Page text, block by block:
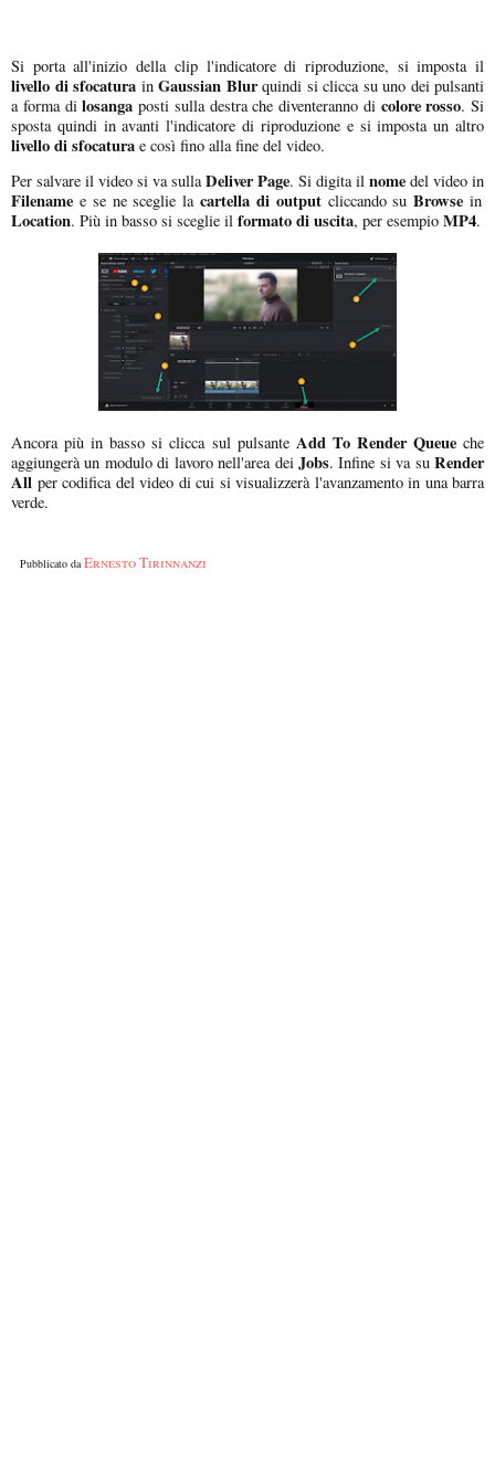
Si porta all'inizio della clip l'indicatore di riproduzione, si imposta il
livello di sfocatura in Gaussian Blurquindi si clicca su uno dei pulsanti
a forma dilosanga posti sulla destra che diventeranno di colore rosso. Si
sposta quindi in avanti l'indicatore di riproduzione e si imposta un altro
livello di sfocatura e così fino alla fine del video.
Per salvare il video si va sullaDeliver Page. Si digita il nome del video in
Filename e se ne sceglie lacartella di outputcliccando su Browse in
Location. Più in basso si sceglie il formato di uscita, per esempio MP4.
Ancora più in basso si clicca sul pulsante Add To Render Queueche
aggiungerà un modulo di lavoro nell'area dei Jobs. Infine si va suRender
All per codifica del video di cui si visualizzerà l'avanzamento in una barra
verde.
Pubblicato daErnesto Tirinnanzi